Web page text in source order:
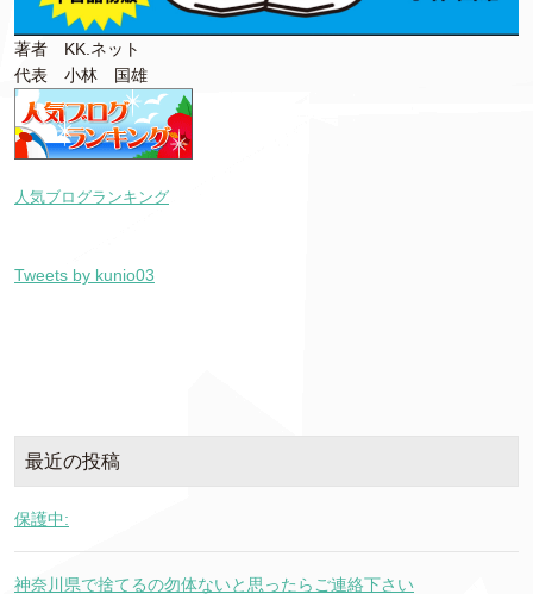
著者 KK.ネット
代表 小林 国雄
人気ブログランキング
Tweets by kunio03
最近の投稿
保護中:
神奈川県で捨てるの勿体ないと思ったらご連絡下さい